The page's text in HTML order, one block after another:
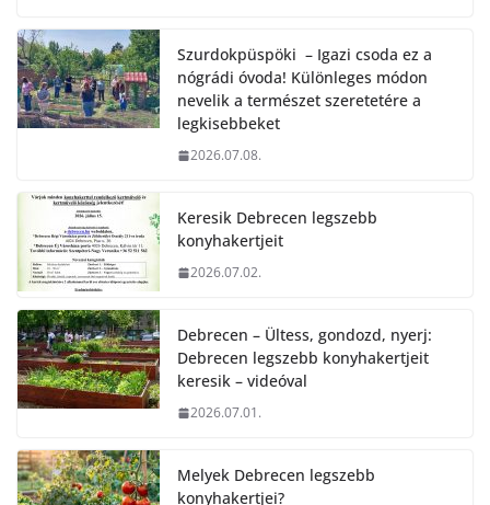
Szurdokpüspöki – Igazi csoda ez a
nógrádi óvoda! Különleges módon
nevelik a természet szeretetére a
legkisebbeket
2026.07.08.
Keresik Debrecen legszebb
konyhakertjeit
2026.07.02.
Debrecen – Ültess, gondozd, nyerj:
Debrecen legszebb konyhakertjeit
keresik – videóval
2026.07.01.
Melyek Debrecen legszebb
konyhakertjei?